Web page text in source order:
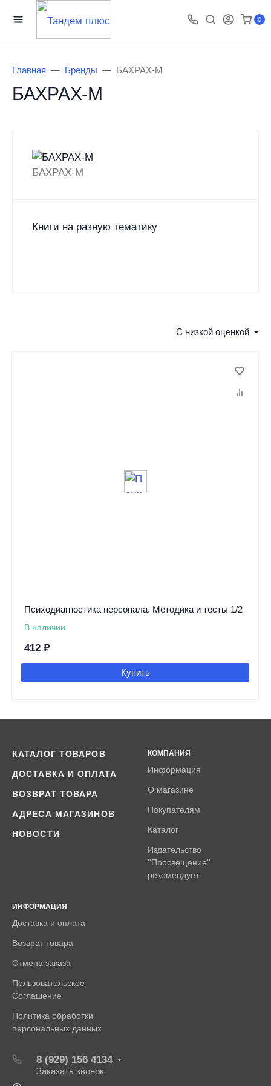
0
Главная Бренды БАХРАХ-М
БАХРАХ-М
БАХРАХ-М
Книги на разную тематику
С низкой оценкой
Психодиагностика персонала. Методика и тесты 1/2
В наличии
412 ₽
Купить
КАТАЛОГ ТОВАРОВ
ДОСТАВКА И ОПЛАТА
ВОЗВРАТ ТОВАРА
АДРЕСА МАГАЗИНОВ
НОВОСТИ
КОМПАНИЯ
Информация
О магазине
Покупателям
Каталог
Издательство
''Просвещение''
рекомендует
ИНФОРМАЦИЯ
Доставка и оплата
Возврат товара
Отмена заказа
Пользовательское
Соглашение
Политика обработки
персональных данных
8 (929) 156 4134
Заказать звонок